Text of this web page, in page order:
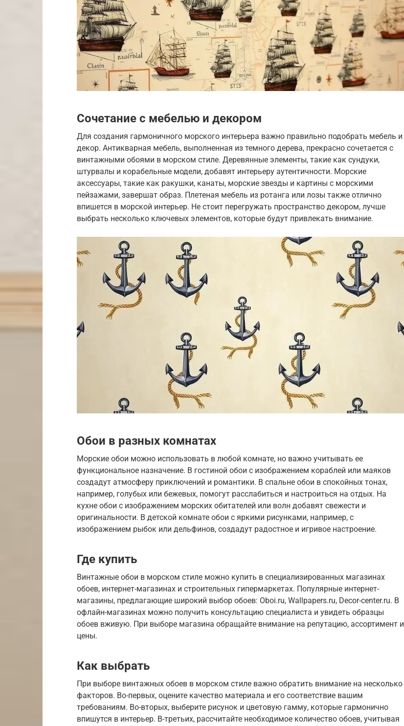
Сочетание с мебелью и декором
Для создания гармоничного морского интерьера важно правильно подобрать мебель и
декор. Антикварная мебель, выполненная из темного дерева, прекрасно сочетается с
винтажными обоями в морском стиле. Деревянные элементы, такие как сундуки,
штурвалы и корабельные модели, добавят интерьеру аутентичности. Морские
аксессуары, такие как ракушки, канаты, морские звезды и картины с морскими
пейзажами, завершат образ. Плетеная мебель из ротанга или лозы также отлично
впишется в морской интерьер. Не стоит перегружать пространство декором, лучше
выбрать несколько ключевых элементов, которые будут привлекать внимание.
Обои в разных комнатах
Морские обои можно использовать в любой комнате, но важно учитывать ее
функциональное назначение. В гостиной обои с изображением кораблей или маяков
создадут атмосферу приключений и романтики. В спальне обои в спокойных тонах,
например, голубых или бежевых, помогут расслабиться и настроиться на отдых. На
кухне обои с изображением морских обитателей или волн добавят свежести и
оригинальности. В детской комнате обои с яркими рисунками, например, с
изображением рыбок или дельфинов, создадут радостное и игривое настроение.
Где купить
Винтажные обои в морском стиле можно купить в специализированных магазинах
обоев, интернет-магазинах и строительных гипермаркетах. Популярные интернет-
магазины, предлагающие широкий выбор обоев: Oboi.ru, Wallpapers.ru, Decor-center.ru. В
офлайн-магазинах можно получить консультацию специалиста и увидеть образцы
обоев вживую. При выборе магазина обращайте внимание на репутацию, ассортимент и
цены.
Как выбрать
При выборе винтажных обоев в морском стиле важно обратить внимание на несколько
факторов. Во-первых, оцените качество материала и его соответствие вашим
требованиям. Во-вторых, выберите рисунок и цветовую гамму, которые гармонично
впишутся в интерьер. В-третьих, рассчитайте необходимое количество обоев, учитывая